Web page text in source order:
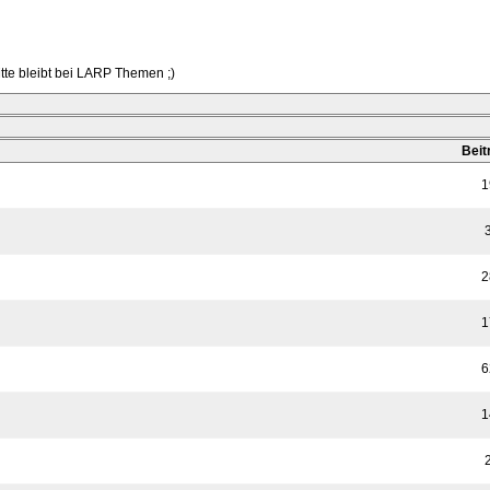
bleibt bei LARP Themen ;)
3
2